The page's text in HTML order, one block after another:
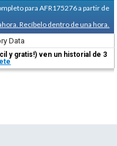
para AFR175276 a partir de
Recíbelo dentro de una hora.
Data
y gratis!) ven un historial de 3